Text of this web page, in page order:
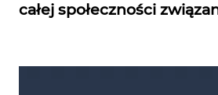
całej społeczności